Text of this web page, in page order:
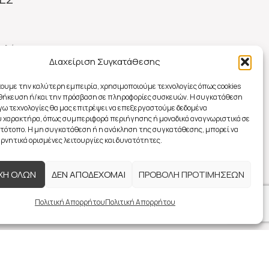
Διαχείριση Συγκατάθεσης
την καλύτερη εμπειρία, χρησιμοποιούμε τεχνολογίες όπως cookies
ή/και την πρόσβαση σε πληροφορίες συσκευών. Η συγκατάθεση
τεχνολογίες θα μας επιτρέψει να επεξεργαστούμε δεδομένα
όπως συμπεριφορά περιήγησης ή μοναδικά αναγνωριστικά σε
Η μη συγκατάθεση ή η ανάκληση της συγκατάθεσης, μπορεί να
ορισμένες λειτουργίες και δυνατότητες.
ΟΛΩΝ ΔΕΝ ΑΠΟΔΕΧΟΜΑΙ ΠΡΟΒΟΛΗ ΠΡΟΤΙΜΗΣΕΩΝ
Πολιτική ΑπορρήτουΠολιτική Απορρήτου